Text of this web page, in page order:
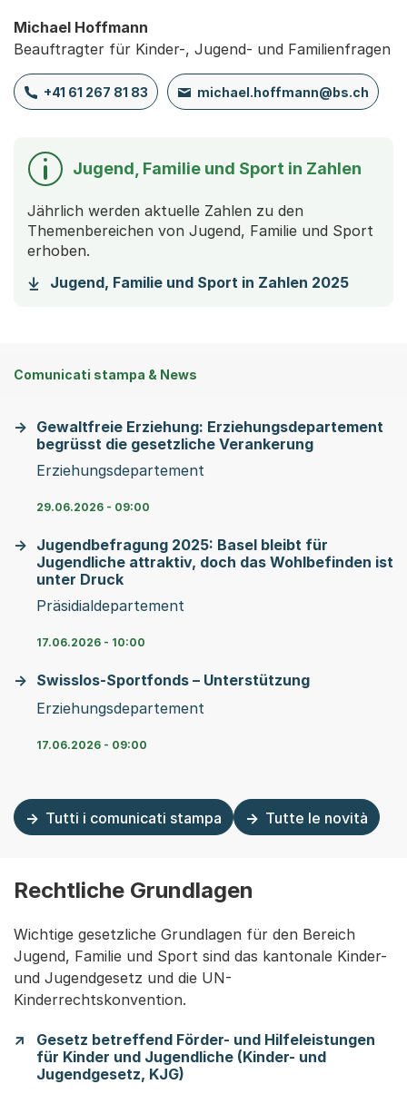
Michael Hoffmann
Beauftragter für Kinder-, Jugend- und Familienfragen
+41 61 267 81 83 michael.hoffmann@bs.ch
Jugend, Familie und Sport in Zahlen
Jährlich werden aktuelle Zahlen zu den
Themenbereichen von Jugend, Familie und Sport
erhoben.
Jugend, Familie und Sport in Zahlen 2025(Startet
Comunicati stampa & News
Gewaltfreie Erziehung: Erziehungsdepartement
begrüsst die gesetzliche Verankerung
Erziehungsdepartement
29.06.2026 - 09:00
Jugendbefragung 2025: Basel bleibt für
Jugendliche attraktiv, doch das Wohlbefinden ist
unter Druck
Präsidialdepartement
17.06.2026 - 10:00
Swisslos-Sportfonds – Unterstützung
Erziehungsdepartement
17.06.2026 - 09:00
Tutti i comunicati stampa Tutte le novità
Rechtliche Grundlagen
Wichtige gesetzliche Grundlagen für den Bereich
Jugend, Familie und Sport sind das kantonale Kinder-
und Jugendgesetz und die UN-
Kinderrechtskonvention.
Gesetz betreffend Förder- und Hilfeleistungen
für Kinder und Jugendliche (Kinder- und
Jugendgesetz, KJG)